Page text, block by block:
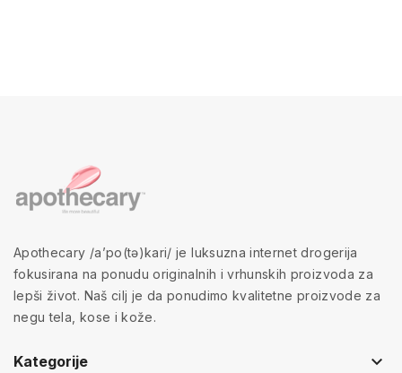
Apothecary /a’po(tə)kari/ je luksuzna internet drogerija
fokusirana na ponudu originalnih i vrhunskih proizvoda za
lepši život. Naš cilj je da ponudimo kvalitetne proizvode za
negu tela, kose i kože.
Kategorije keyboard_arrow_down